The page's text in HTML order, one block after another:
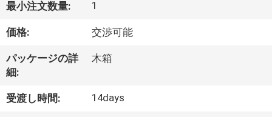
わ
最小注文数量: 1
価格: 交渉可能
パッケージの詳
細:
木箱
受渡し時間: 14days